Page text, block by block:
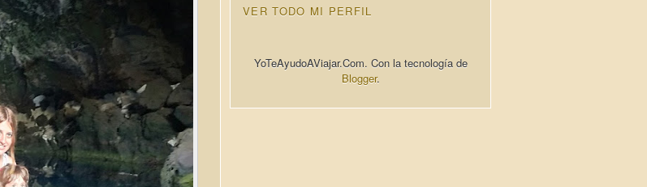
VER TODO MI PERFIL
YoTeAyudoAViajar.Com. Con la tecnología de
Blogger.